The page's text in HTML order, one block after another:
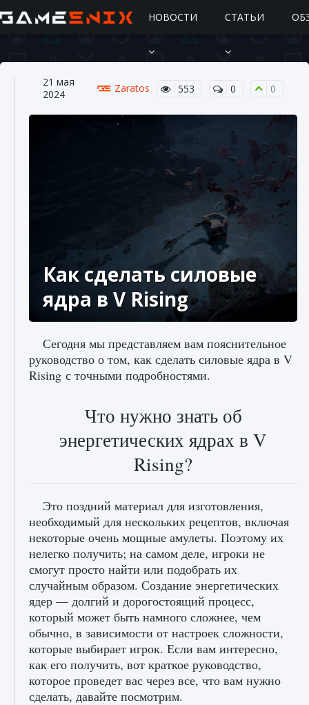
НОВОСТИ СТАТЬИ
Подробное руководство по получению
2 685 0 1
Как исправить ошибку Palworld «Идет
Как заработать медали лиги Clash of Clans
9 августа 2024 2 599 0 1
21 мая
2024
Zaratos 553 0 0
Как сделать силовые
ядра в V Rising
Сегодня мы представляем вам пояснительное
руководство о том, как сделать силовые ядра в V
Rising с точными подробностями.
Что нужно знать об
энергетических ядрах в V
Rising?
Это поздний материал для изготовления,
необходимый для нескольких рецептов, включая
некоторые очень мощные амулеты. Поэтому их
нелегко получить; на самом деле, игроки не
смогут просто найти или подобрать их
случайным образом. Создание энергетических
ядер — долгий и дорогостоящий процесс,
который может быть намного сложнее, чем
обычно, в зависимости от настроек сложности,
которые выбирает игрок. Если вам интересно,
как его получить, вот краткое руководство,
которое проведет вас через все, что вам нужно
сделать, давайте посмотрим.